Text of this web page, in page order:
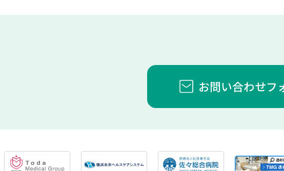
お問い合わせフ